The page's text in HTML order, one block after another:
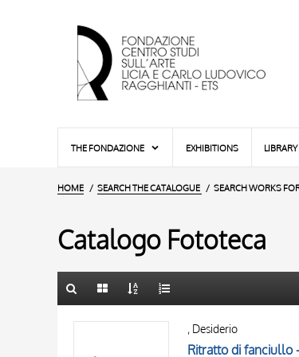
THE FONDAZIONE EXHIBITIONS
HOME SEARCH THE CATALOGUE SEARCH WORKS
Catalogo Fototeca
10 RESULTS
20 RESULTS
, Desiderio
Ritratto di fanciullo